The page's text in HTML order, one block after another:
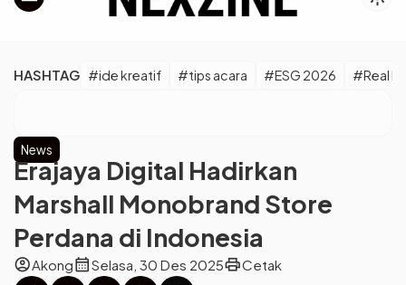
HASHTAG #ide kreatif #tips acara #ESG 2026 #Real
News
Erajaya Digital Hadirkan
Marshall Monobrand Store
Perdana di Indonesia
account_circleAkongcalendar_monthSelasa, 30 Des 2025printCetak